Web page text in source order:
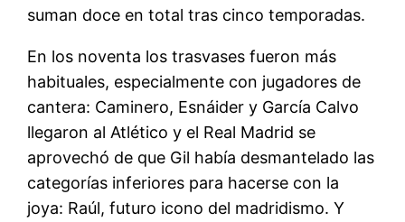
suman doce en total tras cinco temporadas.
En los noventa los trasvases fueron más
habituales, especialmente con jugadores de
cantera: Caminero, Esnáider y García Calvo
llegaron al Atlético y el Real Madrid se
aprovechó de que Gil había desmantelado las
categorías inferiores para hacerse con la
joya: Raúl, futuro icono del madridismo. Y